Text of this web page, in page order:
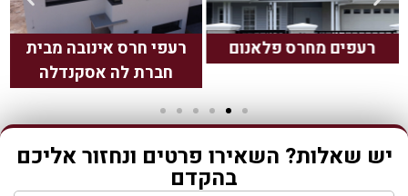
רעפים מחרס פלאנום
רעפי חרס אינובה מבית
חברת לה אסקנדלה
יש שאלות? השאירו פרטים ונחזור אליכם
בהקדם